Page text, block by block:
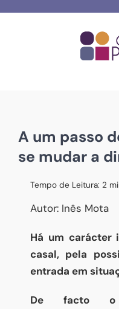
A um passo
se mudar a
Tempo de Leitura: 2
Autor: Inês Mota
Há um carácter
casal, pela
entrada em
De facto o